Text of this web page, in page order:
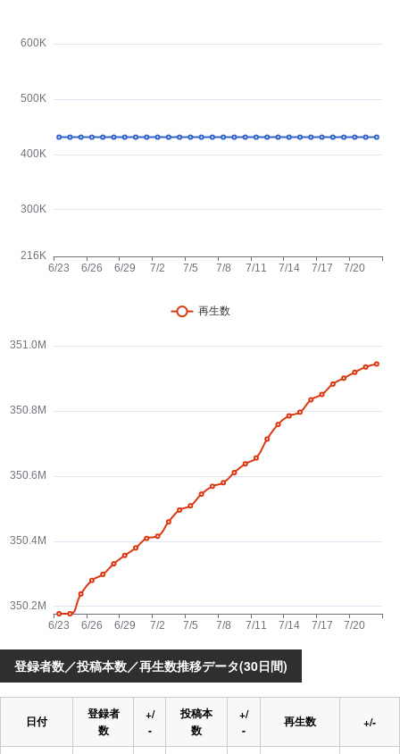
登録者数／投稿本数／再生数推移データ(30日間)
日付
登録者
数
+/
-
投稿本
数
+/
-
再生数 +/-